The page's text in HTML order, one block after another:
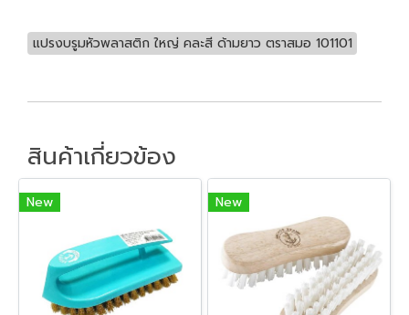
แปรงบรูมหัวพลาสติก ใหญ่ คละสี ด้ามยาว ตราสมอ 101101
สินค้าเกี่ยวข้อง
New New